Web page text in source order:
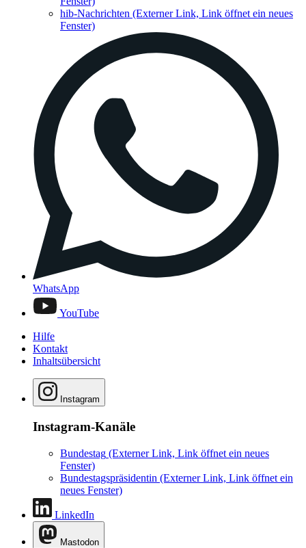
hib-Nachrichten (Externer Link, Link öffnet ein neues
Fenster)
WhatsApp
YouTube
Hilfe
Kontakt
Inhaltsübersicht
Instagram
Instagram-Kanäle
Bundestag (Externer Link, Link öffnet ein neues
Fenster)
Bundestagspräsidentin (Externer Link, Link öffnet ein
neues Fenster)
LinkedIn
Mastodon